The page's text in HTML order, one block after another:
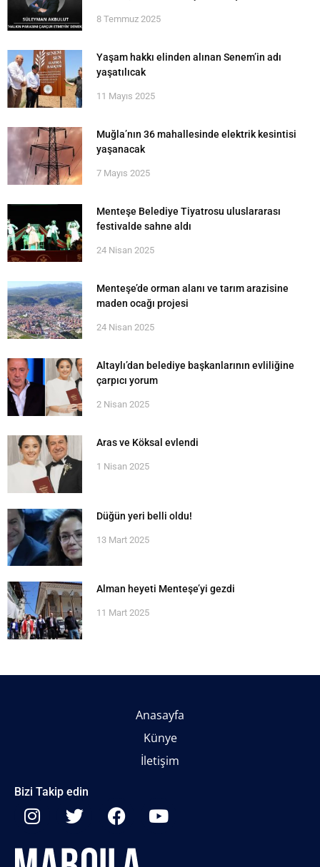
8 Temmuz 2025
Yaşam hakkı elinden alınan Senem’in adı
yaşatılıcak
11 Mayıs 2025
Muğla’nın 36 mahallesinde elektrik kesintisi
yaşanacak
7 Mayıs 2025
Menteşe Belediye Tiyatrosu uluslararası
festivalde sahne aldı
24 Nisan 2025
Menteşe’de orman alanı ve tarım arazisine
maden ocağı projesi
24 Nisan 2025
Altaylı’dan belediye başkanlarının evliliğine
çarpıcı yorum
2 Nisan 2025
Aras ve Köksal evlendi
1 Nisan 2025
Düğün yeri belli oldu!
13 Mart 2025
Alman heyeti Menteşe’yi gezdi
11 Mart 2025
Anasayfa
Künye
İletişim
Bizi Takip edin